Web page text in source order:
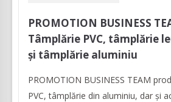
PROMOTION BUSINESS
Tâmplărie PVC, tâmplărie
și tâmplărie aluminiu
PROMOTION BUSINESS TEAM
PVC, tâmplărie din aluminiu, dar și